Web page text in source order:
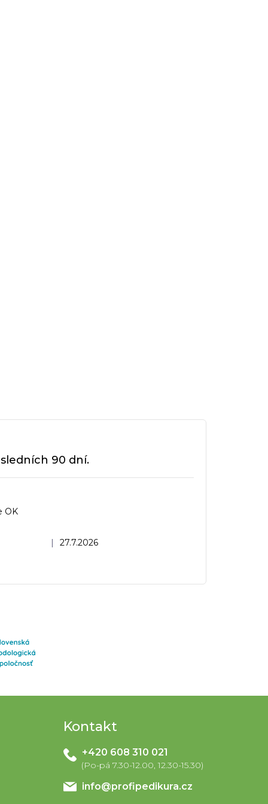
90 dní.
obchodu je 5 z 5 hvězdiček.
| 27.7.2026
OK
Kontakt
info@profipedikura.cz
+420 608 310 021